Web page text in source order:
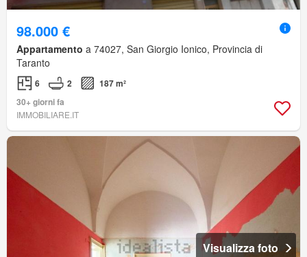
98.000 €
Appartamento a 74027, San Giorgio Ionico, Provincia di
Taranto
6 2
187 m²
30+ giorni fa
IMMOBILIARE.IT
Visualizza foto